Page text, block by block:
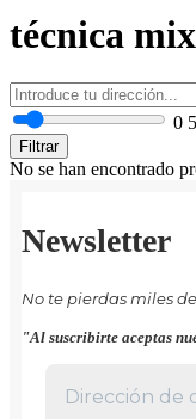
técnica
0
Filtrar
No se han encontrado
Newsletter
No te pierdas miles
"Al suscribirte aceptas